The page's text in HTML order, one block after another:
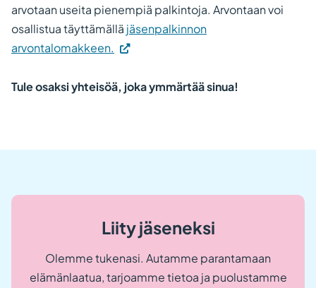
välilehteen.)
arvotaan useita pienempiä palkintoja. Arvontaan voi
osallistua täyttämällä jäsenpalkinnon
arvontalomakkeen. (Vieraile
sivustolla.
Tule osaksi yhteisöä, joka ymmärtää sinua!
Liity jäseneksi
Olemme tukenasi. Autamme parantamaan
elämänlaatua, tarjoamme tietoa ja puolustamme